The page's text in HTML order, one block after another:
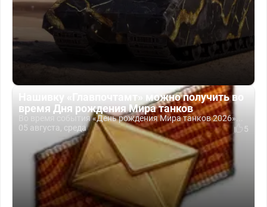
Нашивку «Главпочтамт» можно получить во
время Дня рождения Мира танков
Во время события «День рождения Мира танков 2026»...
05 августа, среда
5